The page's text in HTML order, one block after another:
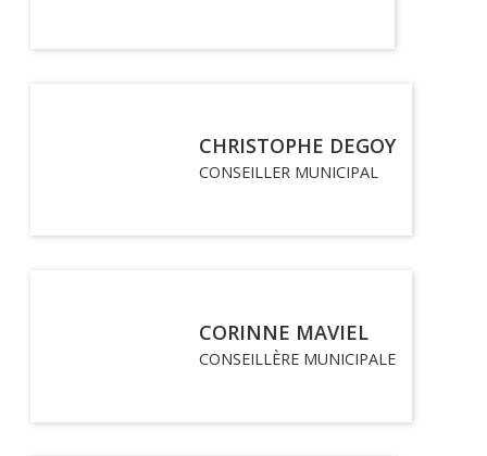
CHRISTOPHE DEGOY
CONSEILLER MUNICIPAL
CORINNE MAVIEL
CONSEILLÈRE MUNICIPALE